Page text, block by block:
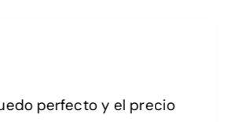
“Amabilidad hacia el